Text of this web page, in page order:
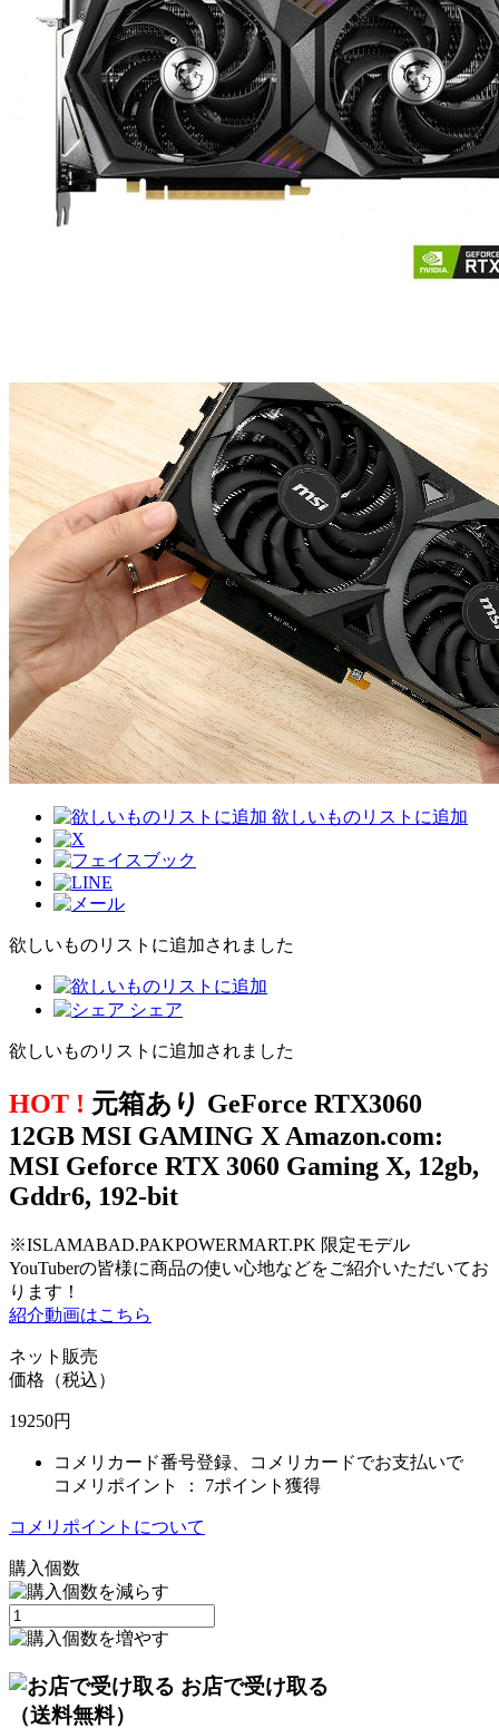
欲しいものリストに追加
欲しいものリストに追加されました
シェア
欲しいものリストに追加されました
HOT ! 元箱あり GeForce RTX3060
12GB MSI GAMING X Amazon.com:
MSI Geforce RTX 3060 Gaming X, 12gb,
Gddr6, 192-bit
※ISLAMABAD.PAKPOWERMART.PK 限定モデル
YouTuberの皆様に商品の使い心地などをご紹介いただいてお
ります！
紹介動画はこちら
ネット販売
価格（税込）
19250円
コメリカード番号登録、コメリカードでお支払いで
コメリポイント ： 7ポイント獲得
コメリポイントについて
購入個数
お店で受け取る
（送料無料）